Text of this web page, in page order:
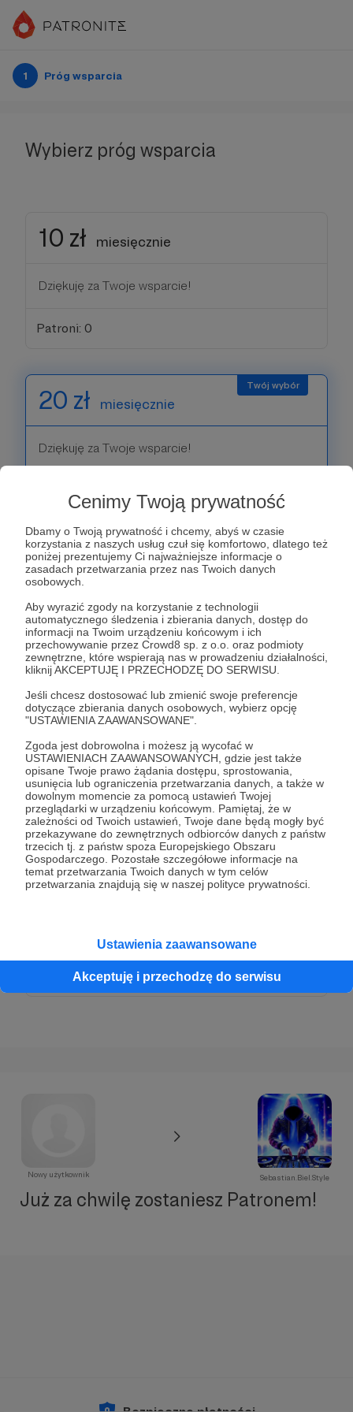
Cenimy Twoją prywatność
Dbamy o Twoją prywatność i chcemy, abyś w czasie
korzystania z naszych usług czuł się komfortowo, dlatego też
poniżej prezentujemy Ci najważniejsze informacje o
zasadach przetwarzania przez nas Twoich danych
osobowych.
Aby wyrazić zgody na korzystanie z technologii
automatycznego śledzenia i zbierania danych, dostęp do
informacji na Twoim urządzeniu końcowym i ich
przechowywanie przez Crowd8 sp. z o.o. oraz podmioty
zewnętrzne, które wspierają nas w prowadzeniu działalności,
kliknij AKCEPTUJĘ I PRZECHODZĘ DO SERWISU.
Jeśli chcesz dostosować lub zmienić swoje preferencje
dotyczące zbierania danych osobowych, wybierz opcję
"USTAWIENIA ZAAWANSOWANE".
Zgoda jest dobrowolna i możesz ją wycofać w
USTAWIENIACH ZAAWANSOWANYCH, gdzie jest także
opisane Twoje prawo żądania dostępu, sprostowania,
usunięcia lub ograniczenia przetwarzania danych, a także w
dowolnym momencie za pomocą ustawień Twojej
przeglądarki w urządzeniu końcowym. Pamiętaj, że w
zależności od Twoich ustawień, Twoje dane będą mogły być
przekazywane do zewnętrznych odbiorców danych z państw
trzecich tj. z państw spoza Europejskiego Obszaru
Gospodarczego. Pozostałe szczegółowe informacje na
temat przetwarzania Twoich danych w tym celów
przetwarzania znajdują się w naszej polityce prywatności.
Ustawienia zaawansowane
Akceptuję i przechodzę do serwisu
1 Próg wsparcia
Wybierz próg wsparcia
10 zł miesięcznie
Dziękuję za Twoje wsparcie!
Patroni: 0
20 zł miesięcznie
Dziękuję za Twoje wsparcie!
30 zł miesięcznie
Dziękuję za Twoje wsparcie!
Patroni: 0
50 zł miesięcznie
Dziękuję za Twoje wsparcie!
Patroni: 0
100 zł miesięcznie
Patroni: 0
Nowy użytkownik Sebastian.Biel.Style
Już za chwilę zostaniesz Patronem!